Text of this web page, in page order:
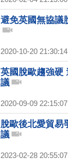
避免英國無協議
2020-10-20 21:30:14
英國脫歐趨強硬
議
2020-09-09 22:15:07
脫歐後北愛貿易
議
2023-02-28 20:55:07